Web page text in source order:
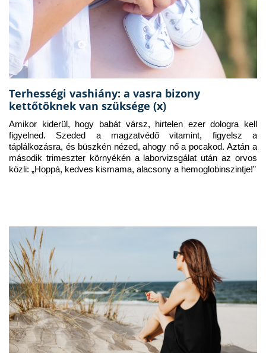
Terhességi vashiány: a vasra bizony
kettőtöknek van szüksége (x)
Amikor kiderül, hogy babát vársz, hirtelen ezer dologra kell
figyelned. Szeded a magzatvédő vitamint, figyelsz a
táplálkozásra, és büszkén nézed, ahogy nő a pocakod. Aztán a
második trimeszter környékén a laborvizsgálat után az orvos
közli: „Hoppá, kedves kismama, alacsony a hemoglobinszintje!”